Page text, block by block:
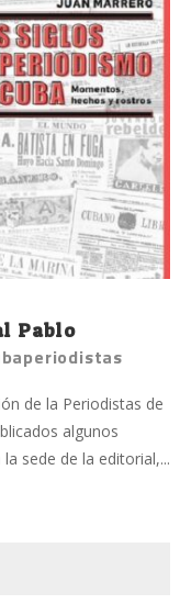
Pablo
de la Periodistas de
algunos
sede de la editorial,...